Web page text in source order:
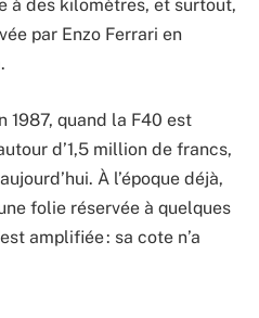
à des kilomètres, et surtout,
par Enzo Ferrari en
1987, quand la F40 est
d’1,5 million de francs,
À l’époque déjà,
folie réservée à quelques
amplifiée : sa cote n’a